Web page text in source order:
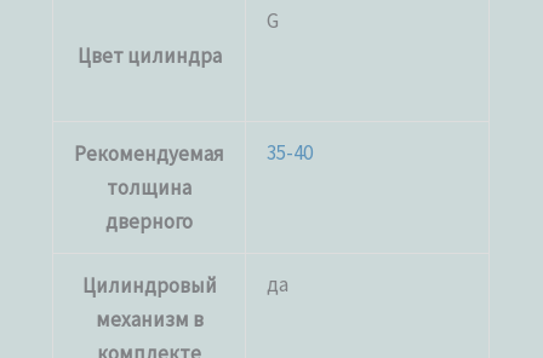
Цвет цилиндра
G
Рекомендуемая
толщина
дверного
35-40
Цилиндровый
механизм в
да